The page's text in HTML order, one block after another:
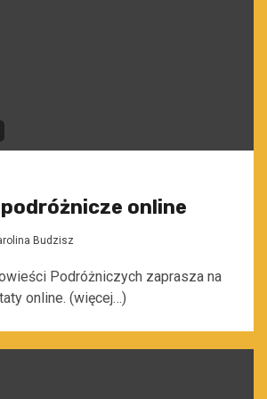
online
Budzisz
Podróżniczych zaprasza na
online. (więcej…)